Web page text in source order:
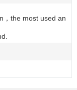
，the most used an